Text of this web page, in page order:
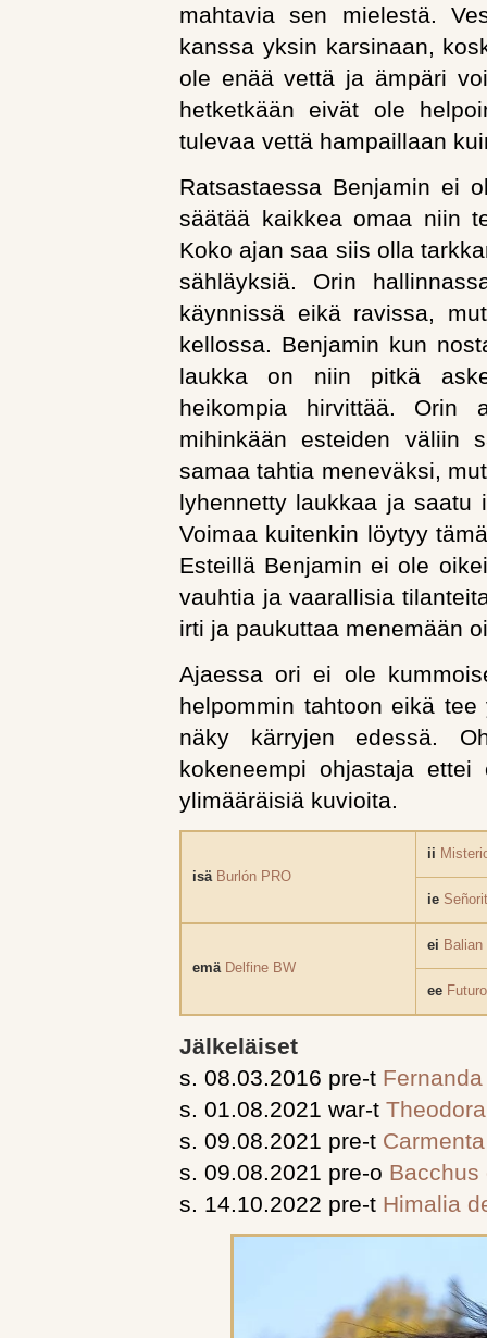
mahtavia sen mielestä.
kanssa yksin karsinaan,
ole enää vettä ja ämpäri
hetketkään eivät ole
tulevaa vettä hampaillaan
Ratsastaessa Benjamin ei
säätää kaikkea omaa niin
Koko ajan saa siis olla
sähläyksiä. Orin
käynnissä eikä ravissa,
kellossa. Benjamin kun
laukka on niin pitkä
heikompia hirvittää. Orin
mihinkään esteiden väliin
samaa tahtia meneväksi,
lyhennetty laukkaa ja saatu
Voimaa kuitenkin löytyy
Esteillä Benjamin ei ole
vauhtia ja vaarallisia
irti ja paukuttaa menemään
Ajaessa ori ei ole
helpommin tahtoon eikä
näky kärryjen edessä.
kokeneempi ohjastaja ettei
ylimääräisiä kuvioita.
isä Burlón PRO
ii
ie
emä Delfine BW
ei Balian
ee
Jälkeläiset
s. 08.03.2016 pre-t
s. 01.08.2021 war-t
s. 09.08.2021 pre-t
s. 09.08.2021 pre-o Bacchus
s. 14.10.2022 pre-t Himalia